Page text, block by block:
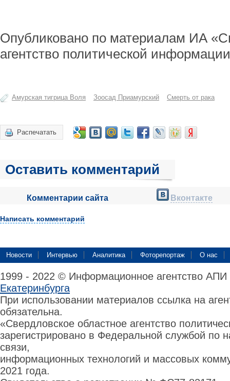
Опубликовано по материалам ИА
агентство политической
Амурская тигрица Воля Зоосад Приамурский Смерть от рака
Распечатать
Оставить комментарий
Комментарии сайта Вконтакте
Написать комментарий
Новости Интервью Аналитика Фоторепортаж О нас
1999 - 2022 © Информационное агентство
Екатеринбурга
При использовании материалов ссылка на
обязательна.
«Свердловское областное агентство
зарегистрировано в Федеральной службой по
связи,
информационных технологий и массовых
2021 года.